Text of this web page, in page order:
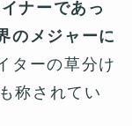
ナーであっ
のメジャーに
ターの草分け
称されてい